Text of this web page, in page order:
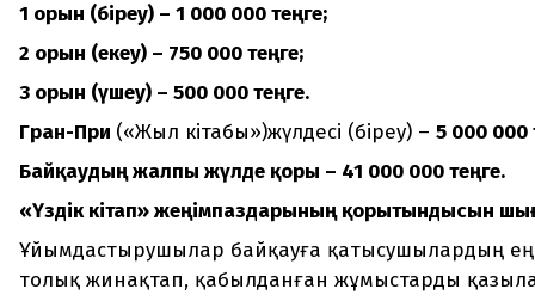
1 орын (біреу) – 1 000 000 теңге;
2 орын (екеу) – 750 000 теңге;
3 орын (үшеу) – 500 000 теңге.
Гран-При («Жыл кітабы»)жүлдесі (біреу) – 5 000 000
Байқаудың жалпы жүлде қоры – 41 000 000 теңге.
«Үздік кітап» жеңімпаздарының қорытындысын
Ұйымдастырушылар байқауға қатысушылардың
толық жинақтап, қабылданған жұмыстарды